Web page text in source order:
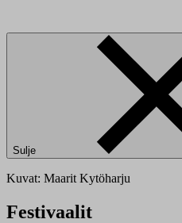
Sulje
Kuvat: Maarit Kytöharju
Festivaalit